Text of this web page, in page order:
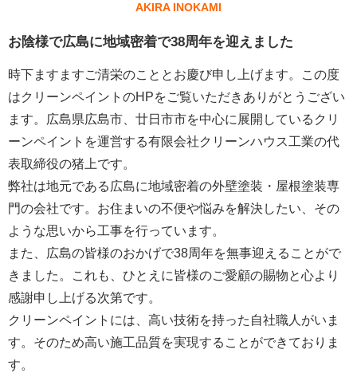
AKIRA INOKAMI
お陰様で広島に地域密着で38周年を迎えました
時下ますますご清栄のこととお慶び申し上げます。この度
はクリーンペイントのHPをご覧いただきありがとうござい
ます。広島県広島市、廿日市市を中心に展開しているクリ
ーンペイントを運営する有限会社クリーンハウス工業の代
表取締役の猪上です。
弊社は地元である広島に地域密着の外壁塗装・屋根塗装専
門の会社です。お住まいの不便や悩みを解決したい、その
ような思いから工事を行っています。
また、広島の皆様のおかげで38周年を無事迎えることがで
きました。これも、ひとえに皆様のご愛顧の賜物と心より
感謝申し上げる次第です。
クリーンペイントには、高い技術を持った自社職人がいま
す。そのため高い施工品質を実現することができておりま
す。